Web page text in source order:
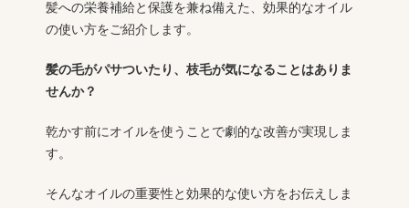
髪への栄養補給と保護を兼ね備えた、効果的なオイル
の使い方をご紹介します。
髪の毛がパサついたり、枝毛が気になることはありま
せんか？
乾かす前にオイルを使うことで劇的な改善が実現しま
す。
そんなオイルの重要性と効果的な使い方をお伝えしま